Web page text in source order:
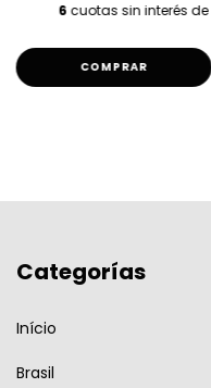
6 cuotas sin interés de
COMPRAR
Categorías
Início
Brasil